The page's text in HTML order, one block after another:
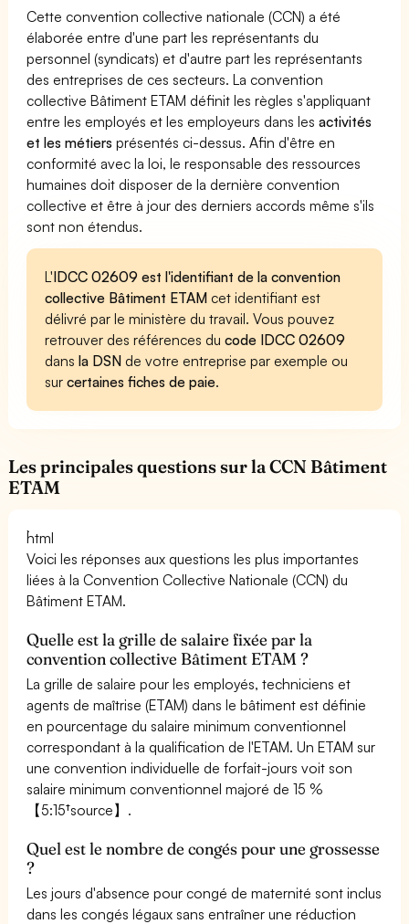
Cette convention collective nationale (CCN) a été
élaborée entre d'une part les représentants du
personnel (syndicats) et d'autre part les représentants
des entreprises de ces secteurs. La convention
collective Bâtiment ETAM définit les règles s'appliquant
entre les employés et les employeurs dans lesactivités
et les métiers présentés ci-dessus. Afin d'être en
conformité avec la loi, le responsable des ressources
humaines doit disposer de la dernière convention
collective et être à jour des derniers accords même s'ils
sont non étendus.
L'IDCC 02609 est l'identifiant de la convention
collective Bâtiment ETAM cet identifiant est
délivré par le ministère du travail. Vous pouvez
retrouver des références ducode IDCC 02609
dansla DSN de votre entreprise par exemple ou
surcertaines fiches de paie.
Les principales questions sur la CCN Bâtiment
ETAM
```html
Voici les réponses aux questions les plus importantes
liées à la Convention Collective Nationale (CCN) du
Bâtiment ETAM.
Quelle est la grille de salaire fixée par la
convention collective Bâtiment ETAM ?
La grille de salaire pour les employés, techniciens et
agents de maîtrise (ETAM) dans le bâtiment est définie
en pourcentage du salaire minimum conventionnel
correspondant à la qualification de l'ETAM. Un ETAM sur
une convention individuelle de forfait-jours voit son
salaire minimum conventionnel majoré de 15 %
【5:15†source】.
Quel est le nombre de congés pour une grossesse
?
Les jours d'absence pour congé de maternité sont inclus
dans les congés légaux sans entraîner une réduction